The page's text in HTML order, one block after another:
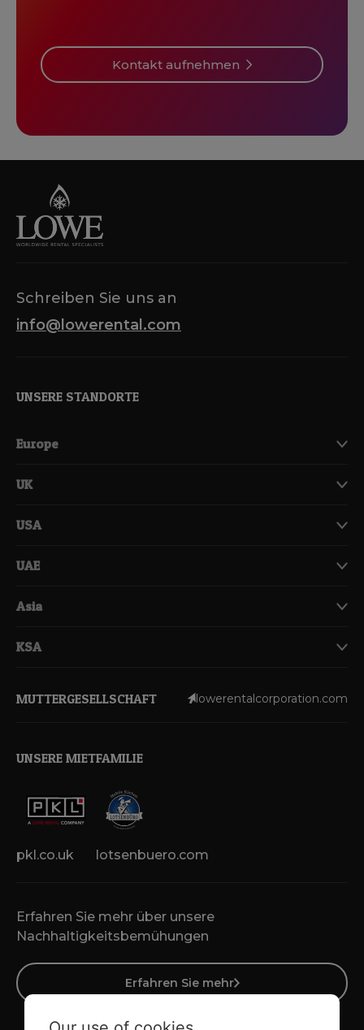
Kontakt aufnehmen
Schreiben Sie uns an
info@lowerental.com
UNSERE STANDORTE
Europe
UK
USA
UAE
Asia
KSA
Erfahren Sie mehr über unsere
Nachhaltigkeitsbemühungen
Erfahren Sie mehr
MUTTERGESELLSCHAFT lowerentalcorporation.com
UNSERE MIETFAMILIE
pkl.co.uk lotsenbuero.com